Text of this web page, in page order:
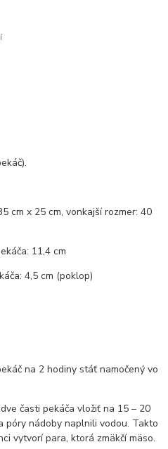
cm x 25 cm, vonkajší rozmer: 40
11,4 cm
4,5 cm (poklop)
na 2 hodiny stáť namočený vo
časti pekáča vložiť na 15 – 20
póry nádoby naplnili vodou. Takto
vytvorí para, ktorá zmäkčí mäso.